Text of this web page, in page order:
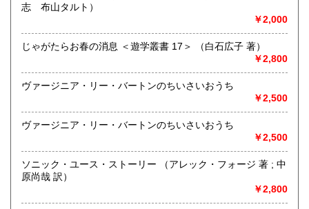
営業時間：12:00〜20:00
書籍の買取について
ご自宅にお伺いしての買取、宅配便での買取も承ります。店
頭、お電話、メールにてご相談ください。
取り扱い分野
文学・音楽・映画・美術・建築・グラフィックデザイン・プ
ロダクトデザイン・手工芸・旅・酒食・鉄道・野球・競馬・
将棋・東京など
志 布山タルト）
￥2,000
じゃがたらお春の消息 ＜遊学叢書 17＞ （白石広子 著）
￥2,800
ヴァージニア・リー・バートンのちいさいおうち
￥2,500
ヴァージニア・リー・バートンのちいさいおうち
￥2,500
ソニック・ユース・ストーリー （アレック・フォージ 著 ; 中
原尚哉 訳）
￥2,800